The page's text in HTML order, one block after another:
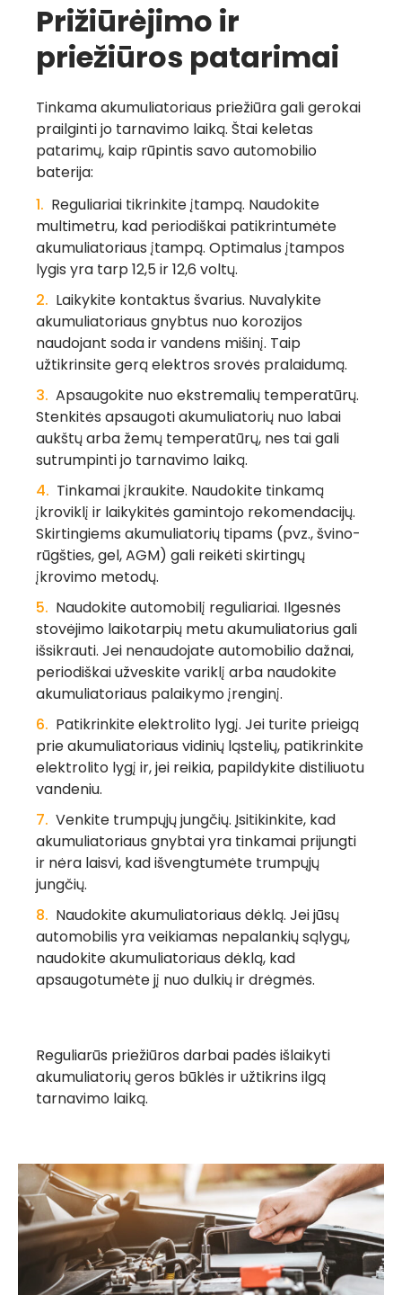
Prižiūrėjimo ir
priežiūros patarimai
Tinkama akumuliatoriaus priežiūra gali gerokai
prailginti jo tarnavimo laiką. Štai keletas
patarimų, kaip rūpintis savo automobilio
baterija:
Reguliariai tikrinkite įtampą. Naudokite
multimetru, kad periodiškai patikrintumėte
akumuliatoriaus įtampą. Optimalus įtampos
lygis yra tarp 12,5 ir 12,6 voltų.
Laikykite kontaktus švarius. Nuvalykite
akumuliatoriaus gnybtus nuo korozijos
naudojant soda ir vandens mišinį. Taip
užtikrinsite gerą elektros srovės pralaidumą.
Apsaugokite nuo ekstremalių temperatūrų.
Stenkitės apsaugoti akumuliatorių nuo labai
aukštų arba žemų temperatūrų, nes tai gali
sutrumpinti jo tarnavimo laiką.
Tinkamai įkraukite. Naudokite tinkamą
įkroviklį ir laikykitės gamintojo rekomendacijų.
Skirtingiems akumuliatorių tipams (pvz., švino-
rūgšties, gel, AGM) gali reikėti skirtingų
įkrovimo metodų.
Naudokite automobilį reguliariai. Ilgesnės
stovėjimo laikotarpių metu akumuliatorius gali
išsikrauti. Jei nenaudojate automobilio dažnai,
periodiškai užveskite variklį arba naudokite
akumuliatoriaus palaikymo įrenginį.
Patikrinkite elektrolito lygį. Jei turite prieigą
prie akumuliatoriaus vidinių ląstelių, patikrinkite
elektrolito lygį ir, jei reikia, papildykite distiliuotu
vandeniu.
Venkite trumpųjų jungčių. Įsitikinkite, kad
akumuliatoriaus gnybtai yra tinkamai prijungti
ir nėra laisvi, kad išvengtumėte trumpųjų
jungčių.
Naudokite akumuliatoriaus dėklą. Jei jūsų
automobilis yra veikiamas nepalankių sąlygų,
naudokite akumuliatoriaus dėklą, kad
apsaugotumėte jį nuo dulkių ir drėgmės.
Reguliarūs priežiūros darbai padės išlaikyti
akumuliatorių geros būklės ir užtikrins ilgą
tarnavimo laiką.